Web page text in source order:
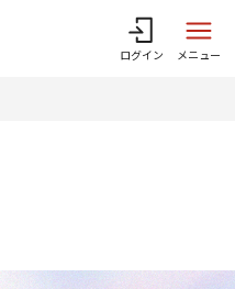
ログイン メニュー